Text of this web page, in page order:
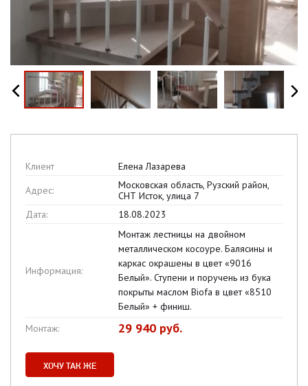
Клиент
Елена Лазарева
Адрес:
Московская область, Рузский район,
СНТ Исток, улица 7
Дата:
18.08.2023
Информация:
Монтаж лестницы на двойном
металлическом косоуре. Балясины и
каркас окрашены в цвет «9016
Белый». Ступени и поручень из бука
покрыты маслом Biofa в цвет «8510
Белый» + финиш.
Монтаж:
29 940 руб.
ХОЧУ ТАК ЖЕ